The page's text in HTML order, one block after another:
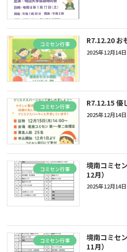
コミセン行事 R7.12.20 お
2025年12月14日
コミセン行事 R7.12.15 優
2025年12月14日
コミセン行事
境南コミセ
12月）
2025年12月14日
コミセン行事
境南コミセ
11月）